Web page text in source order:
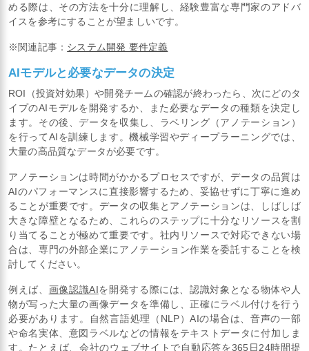
める際は、その方法を十分に理解し、経験豊富な専門家のアドバ
イスを参考にすることが望ましいです。
※関連記事： システム開発 要件定義
AIモデルと必要なデータの決定
ROI（投資対効果）や開発チームの確認が終わったら、次にどのタ
イプのAIモデルを開発するか、また必要なデータの種類を決定し
ます。その後、データを収集し、ラベリング（アノテーション）
を行ってAIを訓練します。機械学習やディープラーニングでは、
大量の高品質なデータが必要です。
アノテーションは時間がかかるプロセスですが、データの品質は
AIのパフォーマンスに直接影響するため、妥協せずに丁寧に進め
ることが重要です。データの収集とアノテーションは、しばしば
大きな障壁となるため、これらのステップに十分なリソースを割
り当てることが極めて重要です。社内リソースで対応できない場
合は、専門の外部企業にアノテーション作業を委託することを検
討してください。
例えば、 画像認識AIを開発する際には、認識対象となる物体や人
物が写った大量の画像データを準備し、正確にラベル付けを行う
必要があります。自然言語処理（NLP）AIの場合は、音声の一部
や命名実体、意図ラベルなどの情報をテキストデータに付加しま
す。たとえば、会社のウェブサイトで自動応答を365日24時間提